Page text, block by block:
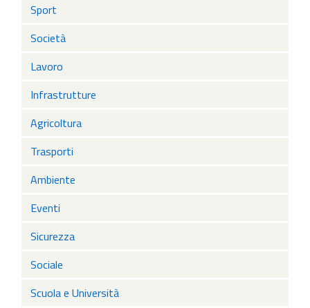
Sport
Società
Lavoro
Infrastrutture
Agricoltura
Trasporti
Ambiente
Eventi
Sicurezza
Sociale
Scuola e Università